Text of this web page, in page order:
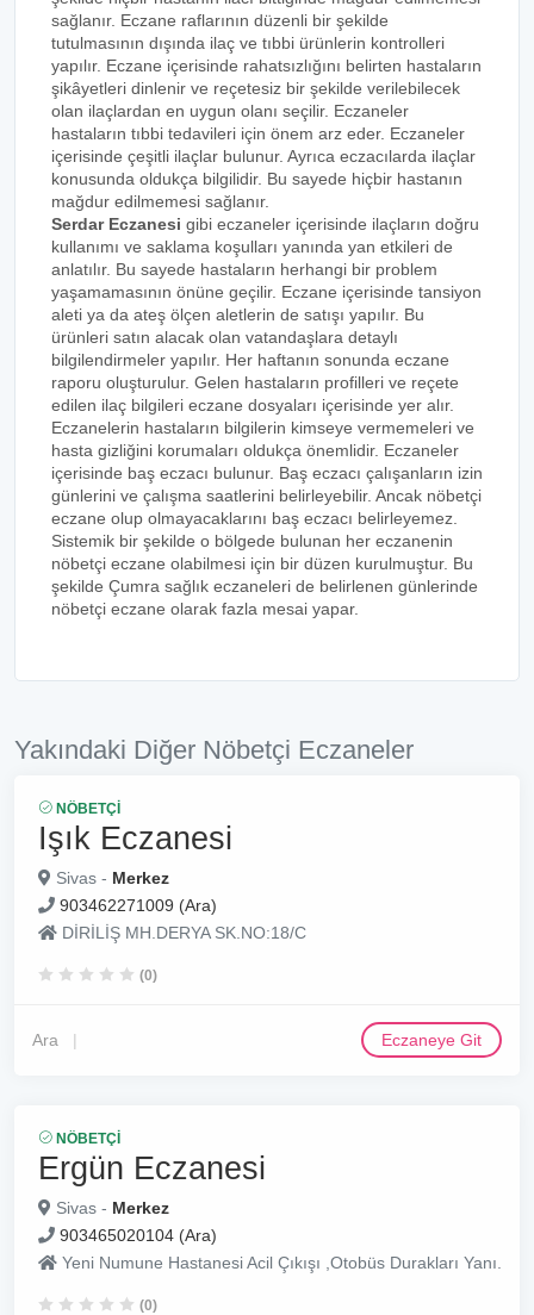
sağlanır. Eczane raflarının düzenli bir şekilde
tutulmasının dışında ilaç ve tıbbi ürünlerin kontrolleri
yapılır. Eczane içerisinde rahatsızlığını belirten hastaların
şikâyetleri dinlenir ve reçetesiz bir şekilde verilebilecek
olan ilaçlardan en uygun olanı seçilir. Eczaneler
hastaların tıbbi tedavileri için önem arz eder. Eczaneler
içerisinde çeşitli ilaçlar bulunur. Ayrıca eczacılarda ilaçlar
konusunda oldukça bilgilidir. Bu sayede hiçbir hastanın
mağdur edilmemesi sağlanır.
Serdar Eczanesi gibi eczaneler içerisinde ilaçların doğru
kullanımı ve saklama koşulları yanında yan etkileri de
anlatılır. Bu sayede hastaların herhangi bir problem
yaşamamasının önüne geçilir. Eczane içerisinde tansiyon
aleti ya da ateş ölçen aletlerin de satışı yapılır. Bu
ürünleri satın alacak olan vatandaşlara detaylı
bilgilendirmeler yapılır. Her haftanın sonunda eczane
raporu oluşturulur. Gelen hastaların profilleri ve reçete
edilen ilaç bilgileri eczane dosyaları içerisinde yer alır.
Eczanelerin hastaların bilgilerin kimseye vermemeleri ve
hasta gizliğini korumaları oldukça önemlidir. Eczaneler
içerisinde baş eczacı bulunur. Baş eczacı çalışanların izin
günlerini ve çalışma saatlerini belirleyebilir. Ancak nöbetçi
eczane olup olmayacaklarını baş eczacı belirleyemez.
Sistemik bir şekilde o bölgede bulunan her eczanenin
nöbetçi eczane olabilmesi için bir düzen kurulmuştur. Bu
şekilde Çumra sağlık eczaneleri de belirlenen günlerinde
nöbetçi eczane olarak fazla mesai yapar.
Yakındaki Diğer Nöbetçi Eczaneler
NÖBETÇI
Işık Eczanesi
Sivas - Merkez
903462271009 (Ara)
DİRİLİŞ MH.DERYA SK.NO:18/C
(0)
Ara Eczaneye Git
NÖBETÇI
Ergün Eczanesi
Sivas - Merkez
903465020104 (Ara)
Yeni Numune Hastanesi Acil Çıkışı ,Otobüs Durakları Yanı.
(0)